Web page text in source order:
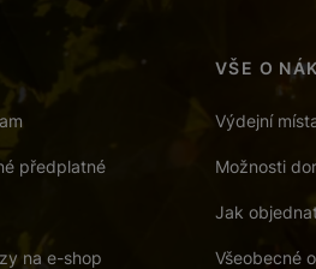
předplatné
na e-shop
VŠE O
Výdejní
Možnosti
Jak
Všeobecné